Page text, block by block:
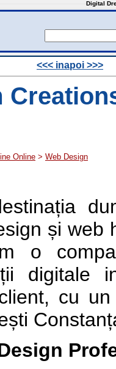
Digital
<<< inapoi >>>
Online > Web Design
și web
o
digitale
cu